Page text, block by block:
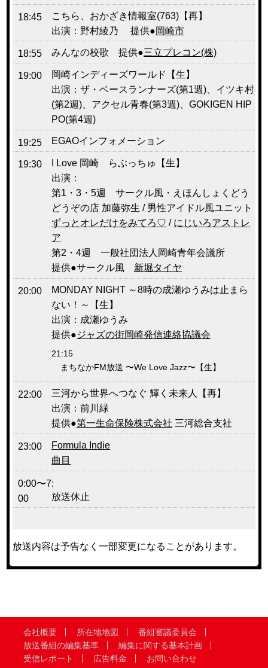
18:45
こちら、おかざき情報室(763)【再】
出演：野村綾乃 提供●岡崎市
18:55 みんなの校歌 提供●三立プレコン(株)
19:00
岡崎インディーズワールド【生】
出演：ザ・ベースランナーズ(第1週)、イツキ村
(第2週)、アクセル青春(第3週)、GOKIGEN HIP
PO(第4週)
19:25 EGAOインフォメーション
19:30
I Love 岡崎 らぶっちゅ【生】
出演：
第1・3・5週 サークル風・えほんしょくどう
どうぞの店 加藤弥生 / 男性アイドル風ユニット
ずっとオレだけをみてろ♡ / にじいろアストレ
ア
第2・4週 一般社団法人岡崎青年会議所
提供●サークル風 新堀タイヤ
20:00
MONDAY NIGHT ～8時の成瀬ゆうみは止まら
ない！～【生】
出演：成瀬ゆうみ
提供●ジャズの街岡崎発信連絡協議会
21:15
まちなかFM放送 〜We Love Jazz〜【生】
22:00
三河から世界へつなぐ 輝く未来人【再】
出演：前川緑
提供●第一生命保険株式会社 三河総合支社
23:00
Formula Indie
曲目
0:00〜7:
00
放送休止
放送内容は予告なく一部変更になることがあります。
会社概要 所在地地図
番組審議委員会
放送番組の編集基準
編集に関する基本計画
受信レポート
広告料金 お問い合わせ